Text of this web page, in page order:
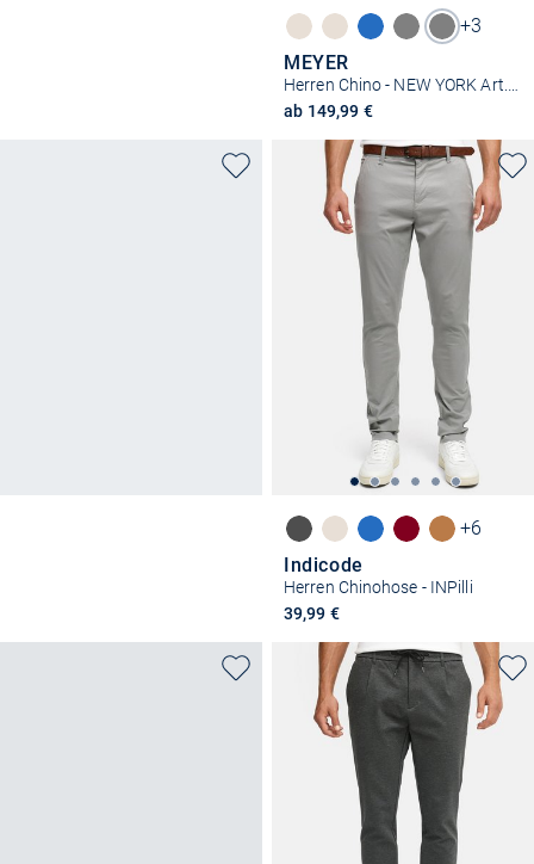
+3
MEYER
ab 149,99 €
+6
Indicode
Herren Chinohose - INPilli
39,99 €